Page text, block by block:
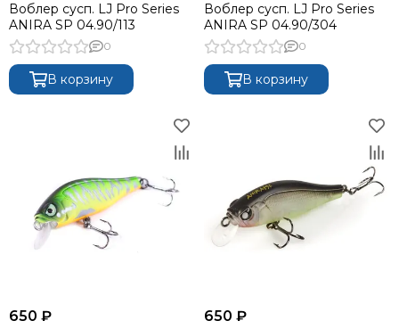
Воблер сусп. LJ Pro Series
ANIRA SP 04.90/113
0
В корзину
Воблер сусп. LJ Pro Series
ANIRA SP 04.90/304
0
В корзину
650 ₽ 650 ₽